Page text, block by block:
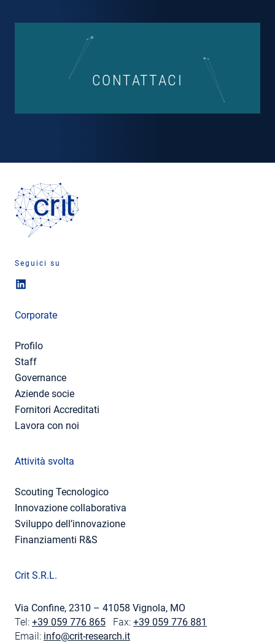
CONTATTACI
Seguici su
Corporate
Profilo
Staff
Governance
Aziende socie
Fornitori Accreditati
Lavora con noi
Attività svolta
Scouting Tecnologico
Innovazione collaborativa
Sviluppo dell’innovazione
Finanziamenti R&S
Crit S.R.L.
Via Confine, 2310 – 41058 Vignola, MO
Tel: +39 059 776 865 Fax: +39 059 776 881
Email: info@crit-research.it